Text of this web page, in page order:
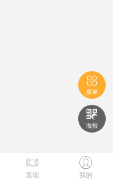

菜单

海报

发现

我的